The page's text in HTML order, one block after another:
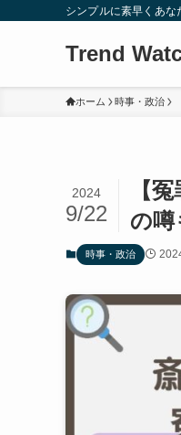
シンプルに素早くあな
Trend
ホーム 時事・政治
【
の噂
2024
9/22
時事・政治